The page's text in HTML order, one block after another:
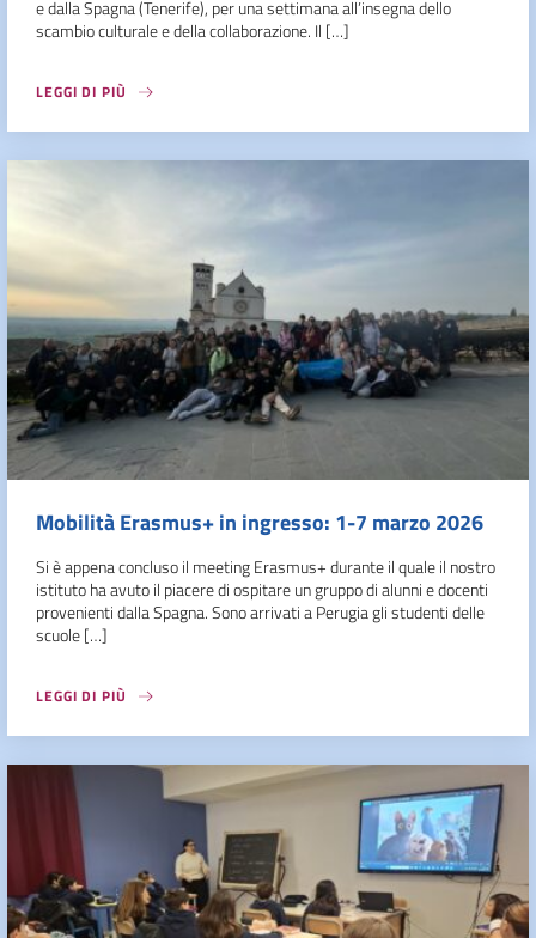
e dalla Spagna (Tenerife), per una settimana all’insegna dello
scambio culturale e della collaborazione. Il […]
LEGGI DI PIÙ
Mobilità Erasmus+ in ingresso: 1-7 marzo 2026
Si è appena concluso il meeting Erasmus+ durante il quale il nostro
istituto ha avuto il piacere di ospitare un gruppo di alunni e docenti
provenienti dalla Spagna. Sono arrivati a Perugia gli studenti delle
scuole […]
LEGGI DI PIÙ